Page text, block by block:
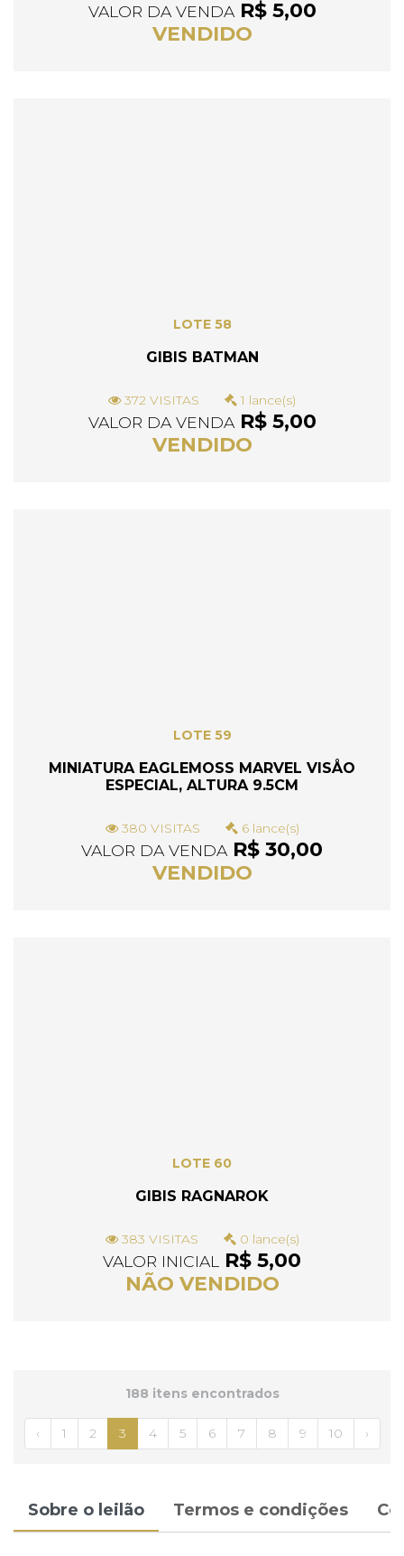
VALOR DA VENDAR$ 5,00
VENDIDO
LOTE 58
GIBIS BATMAN
372 VISITAS 1 lance(s)
VALOR DA VENDAR$ 5,00
VENDIDO
LOTE 59
MINIATURA EAGLEMOSS MARVEL VISÅO
ESPECIAL, ALTURA 9.5CM
380 VISITAS 6 lance(s)
VALOR DA VENDAR$ 30,00
VENDIDO
LOTE 60
GIBIS RAGNAROK
383 VISITAS 0 lance(s)
VALOR INICIAL
R$ 5,00
NÃO VENDIDO
188 itens encontrados
‹ 1 2 3 4 5 6 7 8 9 10 ›
Sobre o leilão Termos e condições